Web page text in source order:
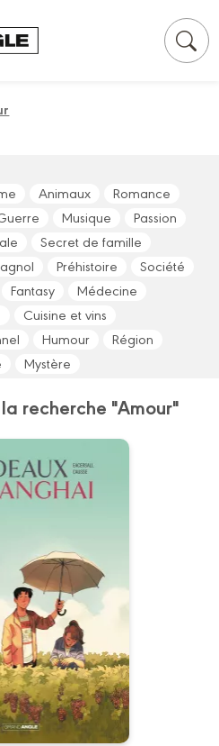
Animaux
Romance
Musique
Passion
Secret de famille
Préhistoire
Société
Fantasy
Médecine
Cuisine et vins
Humour
Région
Mystère
recherche "Amour"
Shanghai
complète
Date de parution :
affaire sérieuse”